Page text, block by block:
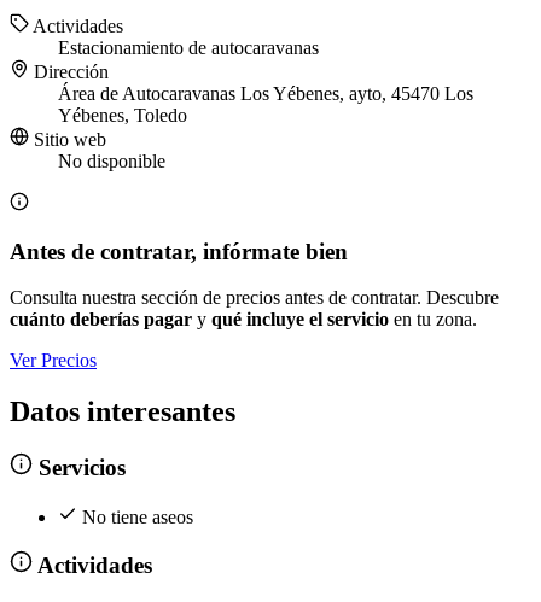
Actividades
Estacionamiento de autocaravanas
Dirección
Área de Autocaravanas Los Yébenes, ayto, 45470 Los
Yébenes, Toledo
Sitio web
No disponible
Antes de contratar, infórmate bien
Consulta nuestra sección de precios antes de contratar. Descubre
cuánto deberías pagar y qué incluye el servicio en tu zona.
Ver Precios
Datos interesantes
Servicios
No tiene aseos
Actividades